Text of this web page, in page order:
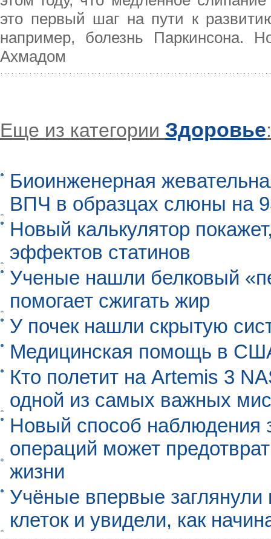
это первый шаг на пути к
например, болезнь Паркинсона.
Ахмадом
Еще из категории Здоровье:
Биоинженерная
ВПЧ в образцах слюны на
Новый калькулятор
эффектов статинов
Ученые нашли белковый
помогает сжигать жир
У почек нашли скрытую
Медицинская помощь в
Кто полетит на Artemis 3
одной из самых важных
Новый способ наблюдения
операций может
жизни
Учёные впервые
клеток и увидели, как